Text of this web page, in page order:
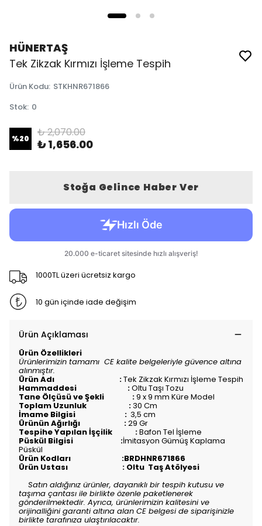
HÜNERTAŞ
Tek Zikzak Kırmızı İşleme Tespih
Ürün Kodu: STKHNR671866
Stok: 0
%20 ₺ 2,070.00
₺ 1,656.00
Stoğa Gelince Haber Ver
1000TL üzeri ücretsiz kargo
10 gün içinde iade değişim
Ürün Açıklaması
Ürün Özellikleri
Ürünlerimizin tamamı CE kalite belgeleriyle güvence altına
alınmıştır.
Ürün Adı :Tek Zikzak Kırmızı İşleme Tespih
Hammaddesi :Oltu Taşı Tozu
Tane Ölçüsü ve Şekli :9 x 9 mm Küre Model
Toplam Uzunluk :30 Cm
İmame Bilgisi : 3,5 cm
Ürünün Ağırlığı :29 Gr
Tespihe Yapılan İşçilik :Bafon Tel İşleme
Püskül Bilgisi :İmitasyon Gümüş Kaplama
Püskül
Ürün Kodları :BRDHNR671866
Ürün Ustası : Oltu Taş Atölyesi
Satın aldığınız ürünler, dayanıklı bir tespih kutusu ve
taşıma çantası ile birlikte özenle paketlenerek
gönderilmektedir. Ayrıca, ürünlerimizin kalitesini ve
orijinalliğini garanti altına alan CE belgesi de siparişinizle
birlikte tarafınıza ulaştırılacaktır.